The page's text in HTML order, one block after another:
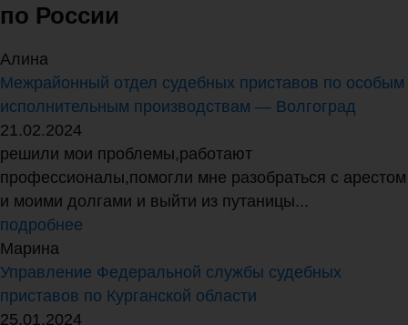
по России
Алина
Межрайонный отдел судебных приставов по особым
исполнительным производствам — Волгоград
21.02.2024
решили мои проблемы,работают
профессионалы,помогли мне разобраться с арестом
и моими долгами и выйти из путаницы...
подробнее
Марина
Управление Федеральной службы судебных
приставов по Курганской области
25.01.2024